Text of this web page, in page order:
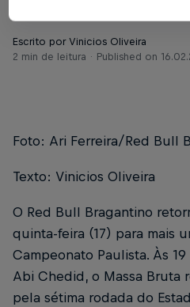
Escrito por Vinicios Oliveira
2 min de leitura
Published on
Foto: Ari Ferreira/Red Bull
Texto: Vinicios Oliveira
O Red Bull Bragantino
quinta-feira (17) para mais
Campeonato Paulista. Às
Abi Chedid, o Massa Bruta
pela sétima rodada do